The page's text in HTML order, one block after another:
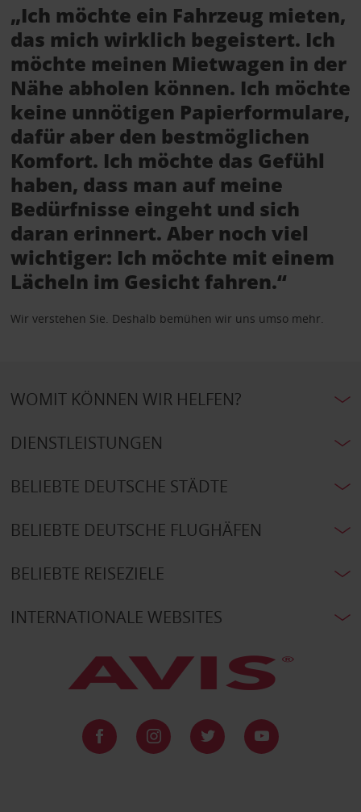
„Ich möchte ein Fahrzeug mieten,
das mich wirklich begeistert. Ich
möchte meinen Mietwagen in der
Nähe abholen können. Ich möchte
keine unnötigen Papierformulare,
dafür aber den bestmöglichen
Komfort. Ich möchte das Gefühl
haben, dass man auf meine
Bedürfnisse eingeht und sich
daran erinnert. Aber noch viel
wichtiger: Ich möchte mit einem
Lächeln im Gesicht fahren.“
Wir verstehen Sie. Deshalb bemühen wir uns umso mehr.
WOMIT KÖNNEN WIR HELFEN?
DIENSTLEISTUNGEN
BELIEBTE DEUTSCHE STÄDTE
BELIEBTE DEUTSCHE FLUGHÄFEN
BELIEBTE REISEZIELE
INTERNATIONALE WEBSITES